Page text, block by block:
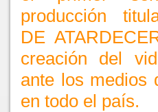
producción
DE
creación del
ante los medios
en todo el país.